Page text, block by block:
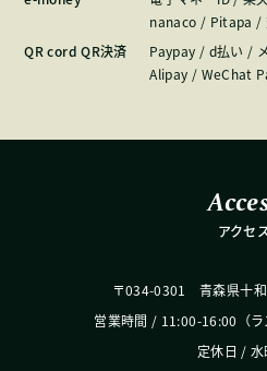
nanaco / Pitapa /
QR cord QR決済
Paypay / d払い /
Alipay / WeChat
アクセ
〒034-0301 青森県十
営業時間 / 11:00-16:00（ラ
定休日 / 水